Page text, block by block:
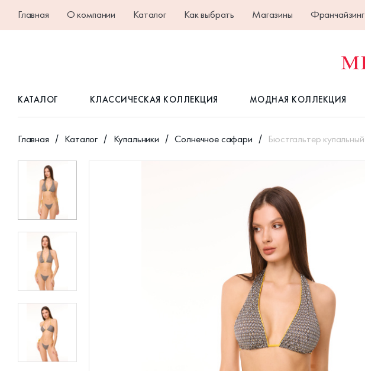
Главная О компании Каталог Как выбрать Магазины Франчайзинг
КАТАЛОГ КЛАССИЧЕСКАЯ КОЛЛЕКЦИЯ МОДНАЯ КОЛЛЕКЦИЯ
Главная Каталог Купальники Солнечное сафари Бюстгальтер купальный